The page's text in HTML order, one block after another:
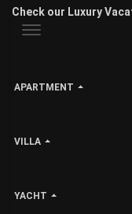
Check our Luxury
APARTMENT
VILLA
YACHT